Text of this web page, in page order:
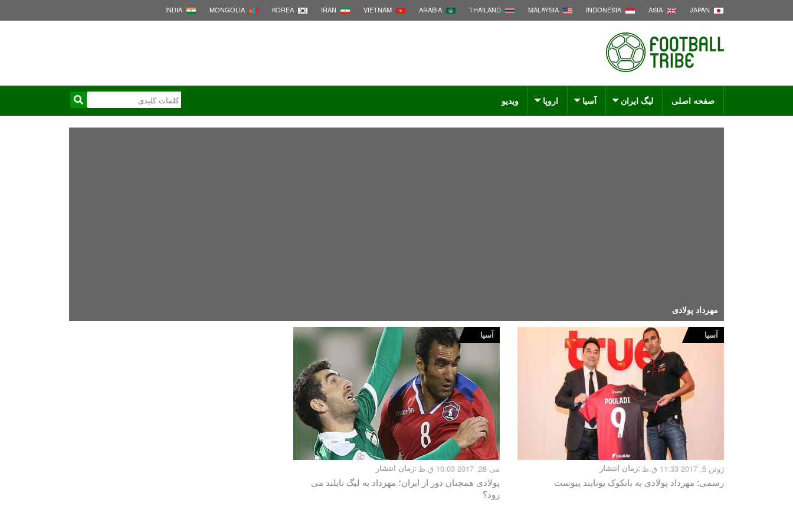
JAPAN
ASIA
INDONESIA
MALAYSIA
THAILAND
ARABIA
VIETNAM
IRAN
KOREA
MONGOLIA
INDIA
صفحه اصلی لیگ ایران آسیا اروپا ویدیو
مهرداد پولادی
آسیا
زمان انتشار: ژوئن 5, 2017 11:33 ق.ظ
رسمی: مهرداد پولادی به بانکوک یونایتد پیوست
آسیا
زمان انتشار: می 28, 2017 10:03 ق.ظ
پولادی همچنان دور از ایران؛ مهرداد به لیگ تایلند می
رود؟